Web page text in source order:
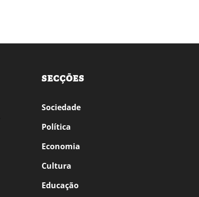
SECÇÕES
Sociedade
Política
Economia
Cultura
Educação